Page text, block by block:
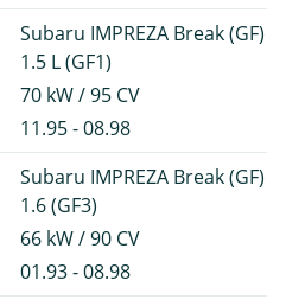
Subaru IMPREZA Break (GF)
1.5 L (GF1)
70 kW / 95 CV
11.95 - 08.98
Subaru IMPREZA Break (GF)
1.6 (GF3)
66 kW / 90 CV
01.93 - 08.98